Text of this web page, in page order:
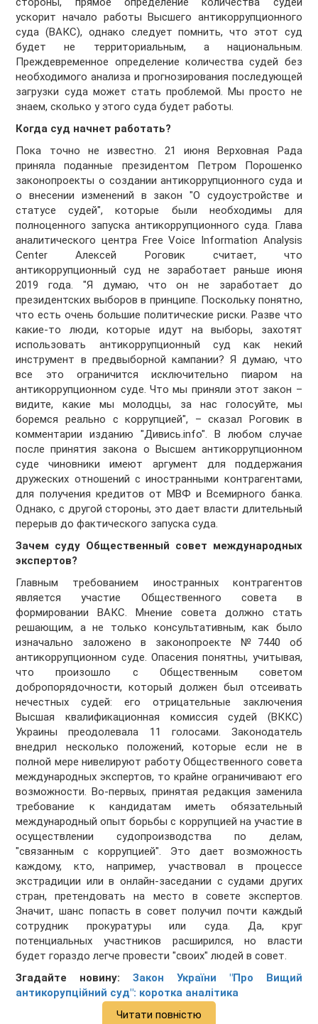
ускорит начало работы Высшего антикоррупционного
суда (ВАКС), однако следует помнить, что этот суд
будет не территориальным, а национальным.
Преждевременное определение количества судей без
необходимого анализа и прогнозирования последующей
загрузки суда может стать проблемой. Мы просто не
знаем, сколько у этого суда будет работы.
Когда суд начнет работать?
Пока точно не известно. 21 июня Верховная Рада
приняла поданные президентом Петром Порошенко
законопроекты о создании антикоррупционного суда и
о внесении изменений в закон "О судоустройстве и
статусе судей", которые были необходимы для
полноценного запуска антикоррупционного суда. Глава
аналитического центра Free Voice Information Analysis
Center Алексей Роговик считает, что
антикоррупционный суд не заработает раньше июня
2019 года. "Я думаю, что он не заработает до
президентских выборов в принципе. Поскольку понятно,
что есть очень большие политические риски. Разве что
какие-то люди, которые идут на выборы, захотят
использовать антикоррупционный суд как некий
инструмент в предвыборной кампании? Я думаю, что
все это ограничится исключительно пиаром на
антикоррупционном суде. Что мы приняли этот закон –
видите, какие мы молодцы, за нас голосуйте, мы
боремся реально с коррупцией", – сказал Роговик в
комментарии изданию "Дивись.infо". В любом случае
после принятия закона о Высшем антикоррупционном
суде чиновники имеют аргумент для поддержания
дружеских отношений с иностранными контрагентами,
для получения кредитов от МВФ и Всемирного банка.
Однако, с другой стороны, это дает власти длительный
перерыв до фактического запуска суда.
Зачем суду Общественный совет международных
экспертов?
Главным требованием иностранных контрагентов
является участие Общественного совета в
формировании ВАКС. Мнение совета должно стать
решающим, а не только консультативным, как было
изначально заложено в законопроекте №7440 об
антикоррупционном суде. Опасения понятны, учитывая,
что произошло с Общественным советом
добропорядочности, который должен был отсеивать
нечестных судей: его отрицательные заключения
Высшая квалификационная комиссия судей (ВККС)
Украины преодолевала 11 голосами. Законодатель
внедрил несколько положений, которые если не в
полной мере нивелируют работу Общественного совета
международных экспертов, то крайне ограничивают его
возможности. Во-первых, принятая редакция заменила
требование к кандидатам иметь обязательный
международный опыт борьбы с коррупцией на участие в
осуществлении судопроизводства по делам,
"связанным с коррупцией". Это дает возможность
каждому, кто, например, участвовал в процессе
экстрадиции или в онлайн-заседании с судами других
стран, претендовать на место в совете экспертов.
Значит, шанс попасть в совет получил почти каждый
сотрудник прокуратуры или суда. Да, круг
потенциальных участников расширился, но власти
будет гораздо легче провести "своих" людей в совет.
Згадайте новину:Закон України "Про Вищий
антикорупційний суд": коротка аналітика
Читати повністю